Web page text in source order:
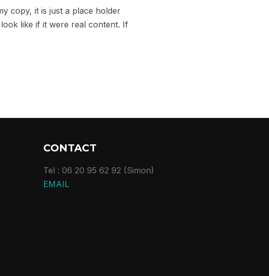
copy, it is just a place holder
like if it were real content. If
CONTACT
Tel : 06 20 95 62 92 (Simon)
EMAIL